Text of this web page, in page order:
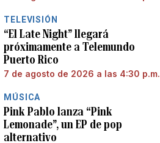
TELEVISIÓN
“El Late Night” llegará
próximamente a Telemundo
Puerto Rico
7 de agosto de 2026 a las 4:30 p.m.
MÚSICA
Pink Pablo lanza “Pink
Lemonade”, un EP de pop
alternativo